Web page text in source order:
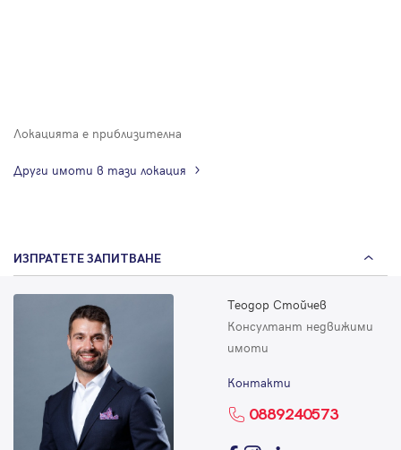
Локацията е приблизителна
Други имоти в тази локация
ИЗПРАТЕТЕ ЗАПИТВАНЕ
Теодор Стойчев
Консултант недвижими
имоти
Контакти
0889240573